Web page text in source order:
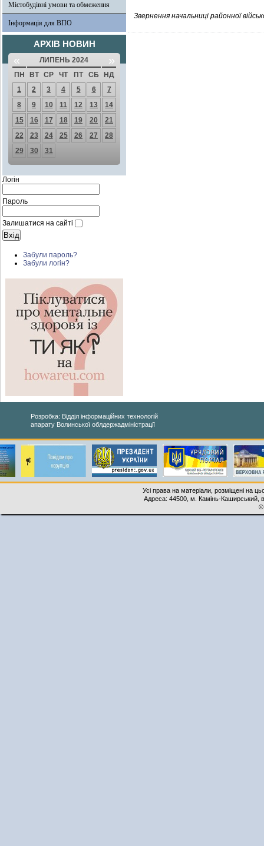
Містобудівні умови та обмеження
Інформація для ВПО
АРХІВ НОВИН
« ЛИПЕНЬ 2024 »
ПН ВТ СР ЧТ ПТ СБ
НД
1
2 3 4 5 6
7
8
9 10 11 12 13
14
15
16 17 18 19 20
21
22
23 24 25 26 27
28
29
30 31
Логін
Пароль
Залишатися на сайті
Забули пароль?
Забули логін?
Звернення начальниці районної
Розробка: Відділ інформаційних технологій
апарату Волинської облдержадміністрації
Усі права на матеріали, розміщені на
Адреса: 44500, м. Камінь-Каширський,
©